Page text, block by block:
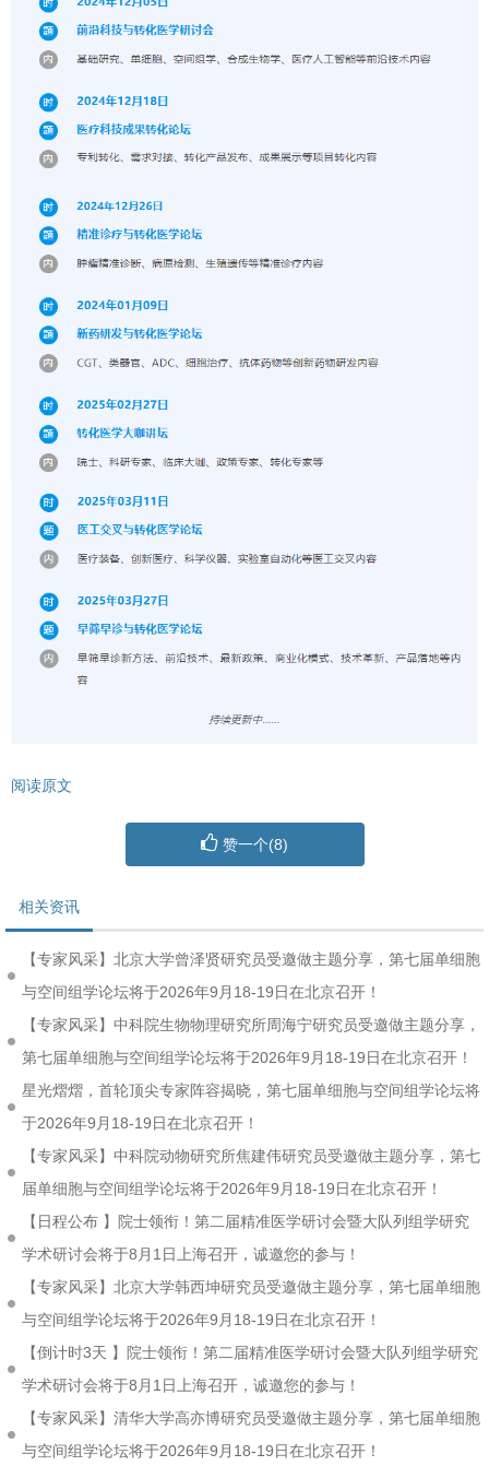
阅读原文
赞一个(8)
相关资讯
【专家风采】北京大学曾泽贤研究员受邀做主题分享，第七届单细胞
与空间组学论坛将于2026年9月18-19日在北京召开！
【专家风采】中科院生物物理研究所周海宁研究员受邀做主题分享，
第七届单细胞与空间组学论坛将于2026年9月18-19日在北京召开！
星光熠熠，首轮顶尖专家阵容揭晓，第七届单细胞与空间组学论坛将
于2026年9月18-19日在北京召开！
【专家风采】中科院动物研究所焦建伟研究员受邀做主题分享，第七
届单细胞与空间组学论坛将于2026年9月18-19日在北京召开！
【日程公布 】院士领衔！第二届精准医学研讨会暨大队列组学研究
学术研讨会将于8月1日上海召开，诚邀您的参与！
【专家风采】北京大学韩西坤研究员受邀做主题分享，第七届单细胞
与空间组学论坛将于2026年9月18-19日在北京召开！
【倒计时3天 】院士领衔！第二届精准医学研讨会暨大队列组学研究
学术研讨会将于8月1日上海召开，诚邀您的参与！
【专家风采】清华大学高亦博研究员受邀做主题分享，第七届单细胞
与空间组学论坛将于2026年9月18-19日在北京召开！